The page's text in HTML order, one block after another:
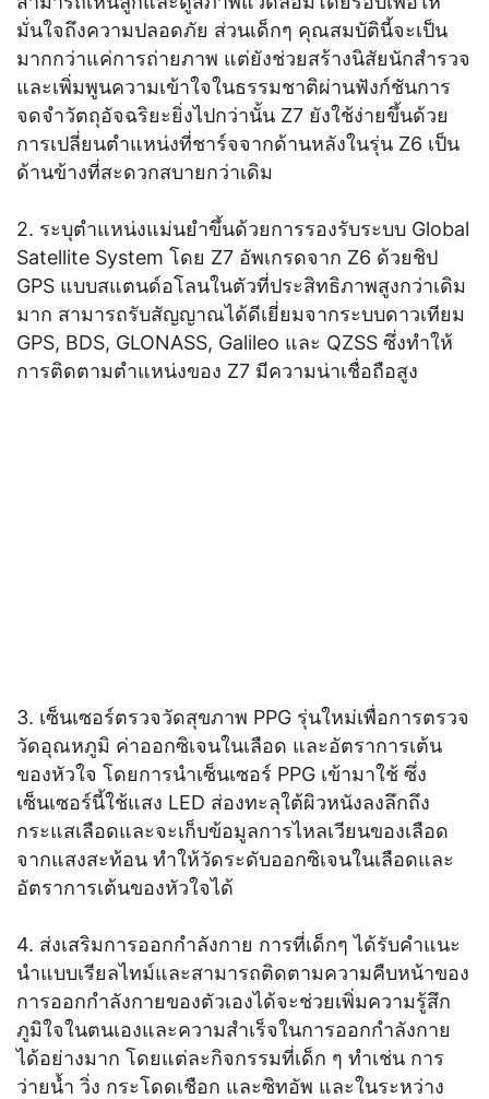
มั่นใจถึงความปลอดภัย ส่วนเด็กๆ คุณสมบัตินี้จะเป็น
มากกว่าแค่การถ่ายภาพ แต่ยังช่วยสร้างนิสัยนักสำรวจ
และเพิ่มพูนความเข้าใจในธรรมชาติผ่านฟังก์ชันการ
จดจำวัตถุอัจฉริยะยิ่งไปกว่านั้น Z7 ยังใช้ง่ายขึ้นด้วย
การเปลี่ยนตำแหน่งที่ชาร์จจากด้านหลังในรุ่น Z6 เป็น
ด้านข้างที่สะดวกสบายกว่าเดิม
2. ระบุตำแหน่งแม่นยำขึ้นด้วยการรองรับระบบ Global
Satellite System โดย Z7 อัพเกรดจาก Z6 ด้วยชิป
GPS แบบสแตนด์อโลนในตัวที่ประสิทธิภาพสูงกว่าเดิม
มาก สามารถรับสัญญาณได้ดีเยี่ยมจากระบบดาวเทียม
GPS, BDS, GLONASS, Galileo และ QZSS ซึ่งทำให้
การติดตามตำแหน่งของ Z7 มีความน่าเชื่อถือสูง
3. เซ็นเซอร์ตรวจวัดสุขภาพ PPG รุ่นใหม่เพื่อการตรวจ
วัดอุณหภูมิ ค่าออกซิเจนในเลือด และอัตราการเต้น
ของหัวใจ โดยการนำเซ็นเซอร์ PPG เข้ามาใช้ ซึ่ง
เซ็นเซอร์นี้ใช้แสง LED ส่องทะลุใต้ผิวหนังลงลึกถึง
กระแสเลือดและจะเก็บข้อมูลการไหลเวียนของเลือด
จากแสงสะท้อน ทำให้วัดระดับออกซิเจนในเลือดและ
อัตราการเต้นของหัวใจได้
4. ส่งเสริมการออกกำลังกาย การที่เด็กๆ ได้รับคำแนะ
นำแบบเรียลไทม์และสามารถติดตามความคืบหน้าของ
การออกกำลังกายของตัวเองได้จะช่วยเพิ่มความรู้สึก
ภูมิใจในตนเองและความสำเร็จในการออกกำลังกาย
ได้อย่างมาก โดยแต่ละกิจกรรมที่เด็ก ๆ ทำเช่น การ
ว่ายน้ำ วิ่ง กระโดดเชือก และซิทอัพ และในระหว่าง